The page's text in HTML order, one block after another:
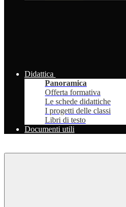
Didattica
Panoramica
Offerta formativa
Le schede didattiche
I progetti delle classi
Libri di testo
Documenti utili